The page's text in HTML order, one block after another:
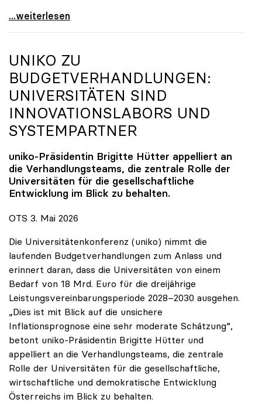
\"Österreich ist für die heimischen Universitäten
...weiterlesen
UNIKO ZU
BUDGETVERHANDLUNGEN:
UNIVERSITÄTEN SIND
INNOVATIONSLABORS UND
SYSTEMPARTNER
uniko-Präsidentin Brigitte Hütter appelliert an
die Verhandlungsteams, die zentrale Rolle der
Universitäten für die gesellschaftliche
Entwicklung im Blick zu behalten.
OTS 3. Mai 2026
Die Universitätenkonferenz (uniko) nimmt die
laufenden Budgetverhandlungen zum Anlass und
erinnert daran, dass die Universitäten von einem
Bedarf von 18 Mrd. Euro für die dreijährige
Leistungsvereinbarungsperiode 2028–2030 ausgehen.
„Dies ist mit Blick auf die unsichere
Inflationsprognose eine sehr moderate Schätzung“,
betont uniko-Präsidentin Brigitte Hütter und
appelliert an die Verhandlungsteams, die zentrale
Rolle der Universitäten für die gesellschaftliche,
wirtschaftliche und demokratische Entwicklung
Österreichs im Blick zu behalten.